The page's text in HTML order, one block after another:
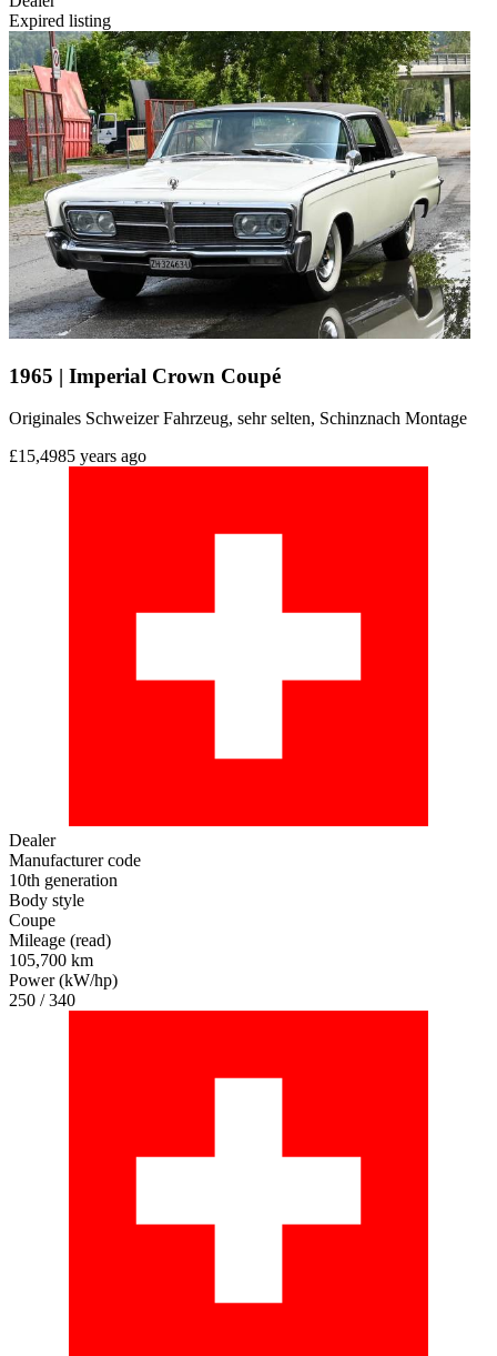
Expired listing
1965 | Imperial Crown Coupé
Originales Schweizer Fahrzeug, sehr selten, Schinznach Montage
£15,4985 years ago
Dealer
Manufacturer code
10th generation
Body style
Coupe
Mileage (read)
105,700 km
Power (kW/hp)
250 / 340